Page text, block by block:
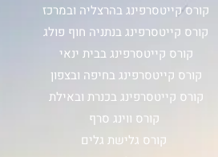
קורס קייטסרפינג בהרצליה ובמרכז
קורס קייטסרפינג בנתניה חוף פולג
קורס קייטסרפינג בבית ינאי
קורס קייטסרפינג בחיפה ובצפון
קורס קייטסרפינג בכנרת ובאילת
קורס ווינג סרף
קורס גלישת גלים